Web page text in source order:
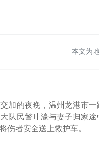
本文为
加的夜晚，温州龙港市
队民警叶濠与妻子归家
伤者安全送上救护车。